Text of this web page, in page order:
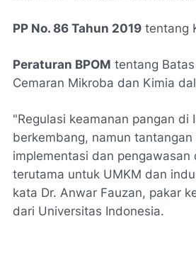
PP No. 86 Tahun 2019 tentang
Peraturan BPOM tentang
Cemaran Mikroba dan Kimia
"Regulasi keamanan pangan di
berkembang, namun
implementasi dan pengawasan
terutama untuk UMKM dan
kata Dr. Anwar Fauzan, pakar
dari Universitas Indonesia.